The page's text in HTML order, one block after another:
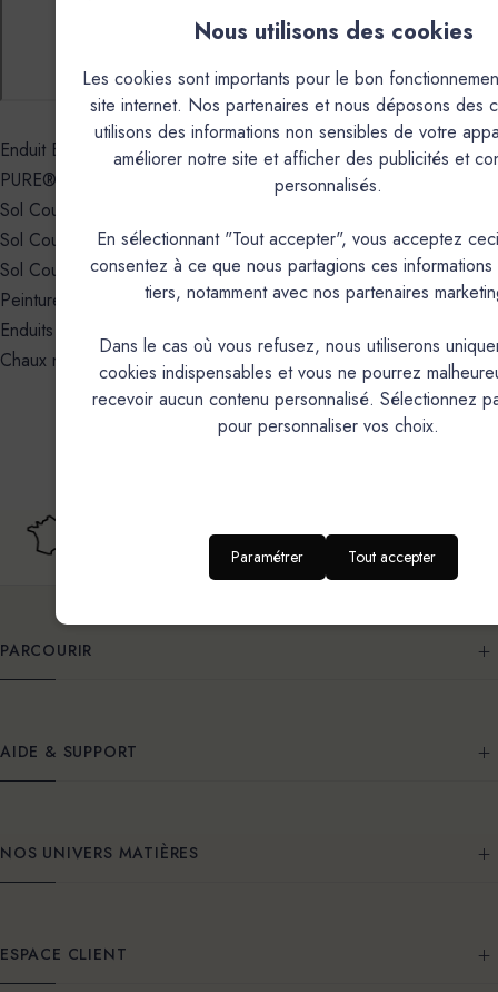
Enduit Béton Coloré - EBC ✓
PURE® Minéral Béton - PMB
Sol Coulé - SC+
Sol Coulé - RBX ✓
Sol Coulé - AXXX ✓
Peintures ✓
Enduits métallisés
Chaux naturelle ✓
France métropolitaine
PARCOURIR
AIDE & SUPPORT
NOS UNIVERS MATIÈRES
ESPACE CLIENT
Nous utilisons des cookies
Les cookies sont importants pour le bon
site internet. Nos partenaires et nous déposons des
utilisons des informations non sensibles de votre
améliorer notre site et afficher des publicités et
personnalisés.
En sélectionnant "Tout accepter", vous acceptez
consentez à ce que nous partagions ces
tiers, notamment avec nos partenaires
Dans le cas où vous refusez, nous utiliserons
cookies indispensables et vous ne pourrez
recevoir aucun contenu personnalisé. Sélectionnez
pour personnaliser vos choix.
Paramétrer Tout accepter